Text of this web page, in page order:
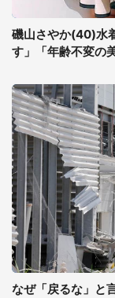
磯山さやか(40)水
す」「年齢不変の
なぜ「戻るな」と